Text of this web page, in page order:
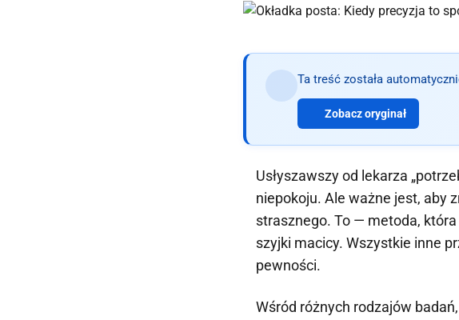
Ta treść została
Zobacz oryginał
Usłyszawszy od lekarza
niepokoju. Ale ważne jest, aby
strasznego. To — metoda,
szyjki macicy. Wszystkie inne
pewności.
Wśród różnych rodzajów